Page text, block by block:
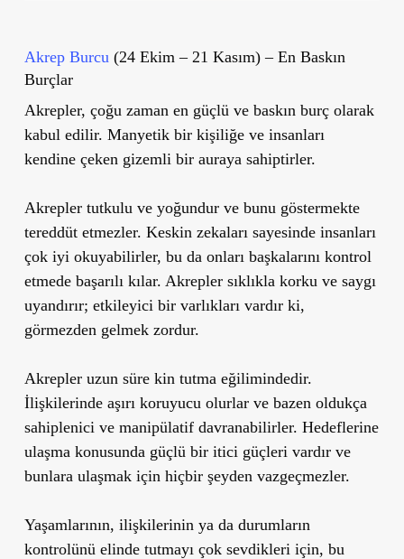
Akrep Burcu (24 Ekim – 21 Kasım) – En Baskın
Burçlar
Akrepler, çoğu zaman en güçlü ve baskın burç olarak
kabul edilir. Manyetik bir kişiliğe ve insanları
kendine çeken gizemli bir auraya sahiptirler.
Akrepler tutkulu ve yoğundur ve bunu göstermekte
tereddüt etmezler. Keskin zekaları sayesinde insanları
çok iyi okuyabilirler, bu da onları başkalarını kontrol
etmede başarılı kılar. Akrepler sıklıkla korku ve saygı
uyandırır; etkileyici bir varlıkları vardır ki,
görmezden gelmek zordur.
Akrepler uzun süre kin tutma eğilimindedir.
İlişkilerinde aşırı koruyucu olurlar ve bazen oldukça
sahiplenici ve manipülatif davranabilirler. Hedeflerine
ulaşma konusunda güçlü bir itici güçleri vardır ve
bunlara ulaşmak için hiçbir şeyden vazgeçmezler.
Yaşamlarının, ilişkilerinin ya da durumların
kontrolünü elinde tutmayı çok sevdikleri için, bu